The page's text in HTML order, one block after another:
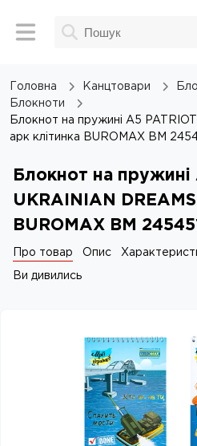
Головна Канцтовари
Блокноти
Блокнот на пружині А5
арк клітинка BUROMAX BM
Блокнот на пружині
UKRAINIAN
BUROMAX BM
Про товар Опис
Ви дивились